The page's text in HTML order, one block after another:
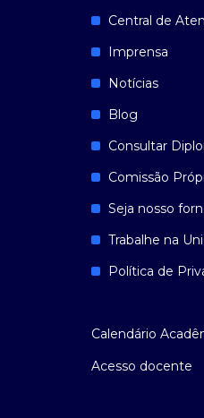
Central de
Imprensa
Notícias
Blog
Consultar
Comissão
Seja nosso
Trabalhe na
Política de
Calendário
Acesso docente